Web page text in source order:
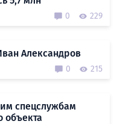
0 229
Александров
0 215
спецслужбам
объекта